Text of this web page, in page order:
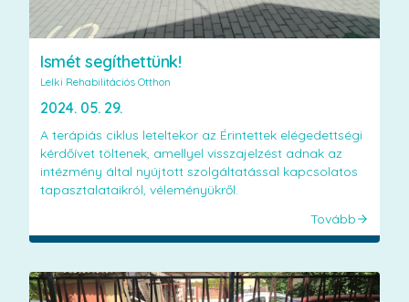
Ismét segíthettünk!
Lelki Rehabilitációs Otthon
2024. 05. 29.
A terápiás ciklus leteltekor az Érintettek elégedettségi
kérdőívet töltenek, amellyel visszajelzést adnak az
intézmény által nyújtott szolgáltatással kapcsolatos
tapasztalataikról, véleményükről.
Tovább